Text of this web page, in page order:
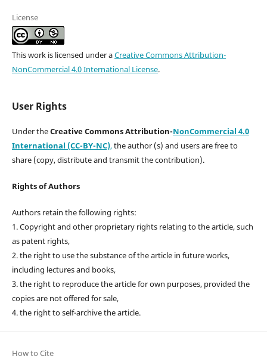
License
This work is licensed under aCreative Commons Attribution-
NonCommercial 4.0 International License.
User Rights
Under theCreative Commons Attribution-NonCommercial 4.0
International (CC-BY-NC),the author (s) and users are free to
share (copy, distribute and transmit the contribution).
Rights of Authors
Authors retain the following rights:
1. Copyright and other proprietary rights relating to the article, such
as patent rights,
2. the right to use the substance of the article in future works,
including lectures and books,
3. the right to reproduce the article for own purposes, provided the
copies are not offered for sale,
4. the right to self-archive the article.
How to Cite